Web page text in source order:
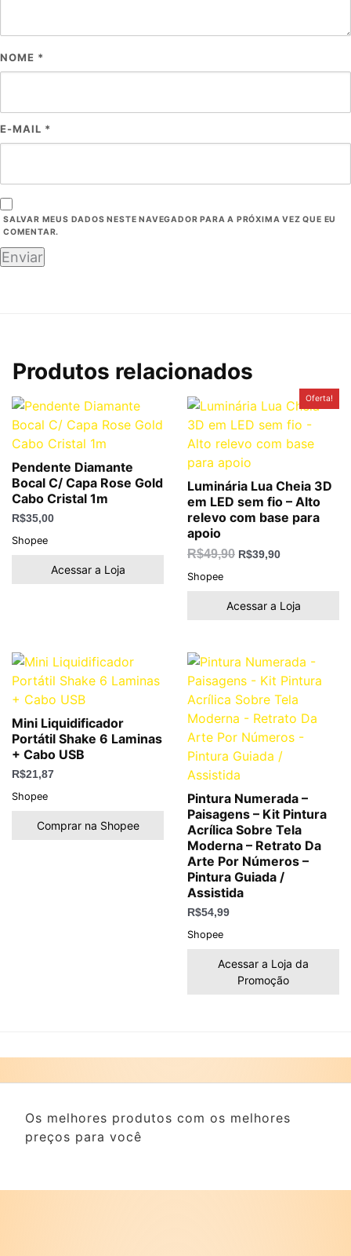
NOME *
E-MAIL *
SALVAR MEUS DADOS NESTE NAVEGADOR PARA A PRÓXIMA VEZ QUE EU
COMENTAR.
Produtos relacionados
Pendente Diamante
Bocal C/ Capa Rose Gold
Cabo Cristal 1m
R$35,00
Shopee
Acessar a Loja
Oferta!
Luminária Lua Cheia 3D
em LED sem fio – Alto
relevo com base para
apoio
R$49,90
preço
original
era:
R$49,90.
R$39,90
preço
atual
é:
R$39,90.
Shopee
Acessar a Loja
Mini Liquidificador
Portátil Shake 6 Laminas
+ Cabo USB
R$21,87
Shopee
Comprar na Shopee
Pintura Numerada –
Paisagens – Kit Pintura
Acrílica Sobre Tela
Moderna – Retrato Da
Arte Por Números –
Pintura Guiada /
Assistida
R$54,99
Shopee
Acessar a Loja da
Promoção
Os melhores produtos com os melhores
preços para você